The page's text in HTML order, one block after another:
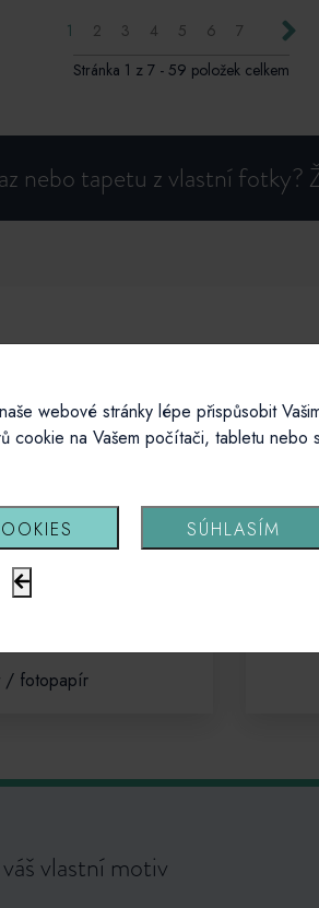
webové stránky lépe přispůsobit
cookie na Vašem počítači, tabletu nebo
SÚHLASÍM
1 2 3 4 5 6 7
Stránka 1 z 7 - 59 položek celkem
nebo tapetu z vlastní fotky?
/ fotopapír
vlastní motiv